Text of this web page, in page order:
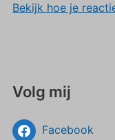
Bekijk hoe je
Volg mij
Facebook